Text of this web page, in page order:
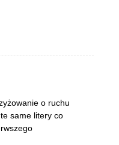
o ruchu
same litery co